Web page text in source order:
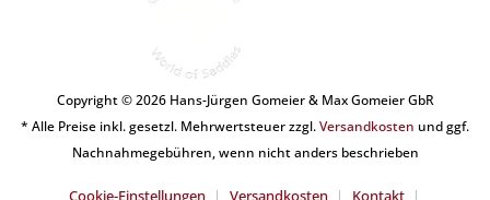
Copyright © 2026 Hans-Jürgen Gomeier & Max Gomeier GbR
* Alle Preise inkl. gesetzl. Mehrwertsteuer zzgl.Versandkosten und ggf.
Nachnahmegebühren, wenn nicht anders beschrieben
Cookie-Einstellungen Versandkosten Kontakt